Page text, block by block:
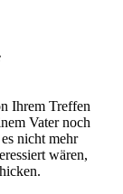
Ihrem Treffen
Vater noch
nicht mehr
wären,